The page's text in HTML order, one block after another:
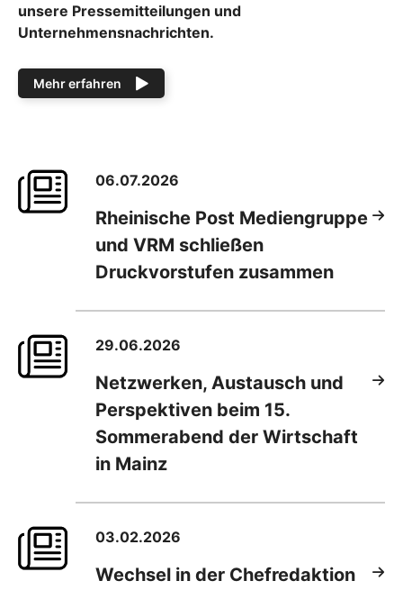
unsere Pressemitteilungen und
Unternehmensnachrichten.
Mehr erfahren
06.07.2026
Rheinische Post Mediengruppe
und VRM schließen
Druckvorstufen zusammen
29.06.2026
Netzwerken, Austausch und
Perspektiven beim 15.
Sommerabend der Wirtschaft
in Mainz
03.02.2026
Wechsel in der Chefredaktion